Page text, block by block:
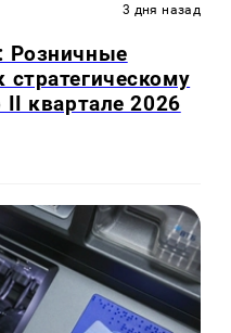
3 дня назад
Розничные
квартале 2026